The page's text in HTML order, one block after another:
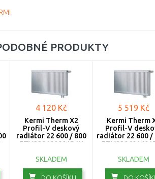
PRODUKTY
4 120 Kč
Kermi Therm X2
Profil-V deskový
radiátor 22 600 / 800
FTV220600801R1K
SKLADEM
DO KOŠÍKU
5 519 Kč
Kermi Therm
Profil-V
radiátor 22 600 /
SKLADEM
DO